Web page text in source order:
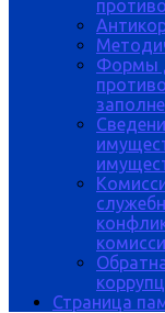
Формы
Страница